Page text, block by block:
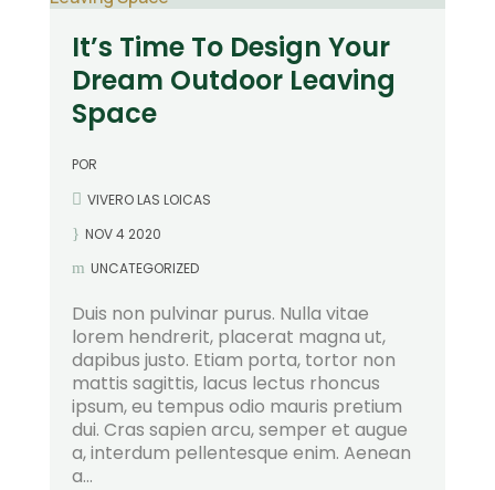
It’s Time To Design Your
Dream Outdoor Leaving
Space
POR
VIVERO LAS LOICAS
NOV 4 2020
UNCATEGORIZED
Duis non pulvinar purus. Nulla vitae
lorem hendrerit, placerat magna ut,
dapibus justo. Etiam porta, tortor non
mattis sagittis, lacus lectus rhoncus
ipsum, eu tempus odio mauris pretium
dui. Cras sapien arcu, semper et augue
a, interdum pellentesque enim. Aenean
a...